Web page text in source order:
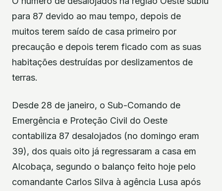
para 87 devido ao mau tempo, depois de
muitos terem saído de casa primeiro por
precaução e depois terem ficado com as suas
habitações destruídas por deslizamentos de
terras.
Desde 28 de janeiro, o Sub-Comando de
Emergência e Proteção Civil do Oeste
contabiliza 87 desalojados (no domingo eram
39), dos quais oito já regressaram a casa em
Alcobaça, segundo o balanço feito hoje pelo
comandante Carlos Silva à agência Lusa após